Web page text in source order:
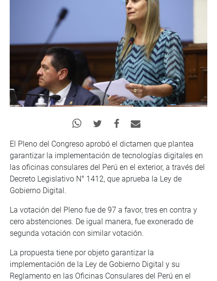
El Pleno del Congreso aprobó el dictamen que plantea
garantizar la implementación de tecnologías digitales en
las oficinas consulares del Perú en el exterior, a través del
Decreto Legislativo N° 1412, que aprueba la Ley de
Gobierno Digital.
La votación del Pleno fue de 97 a favor, tres en contra y
cero abstenciones. De igual manera, fue exonerado de
segunda votación con similar votación.
La propuesta tiene por objeto garantizar la
implementación de la Ley de Gobierno Digital y su
Reglamento en las Oficinas Consulares del Perú en el